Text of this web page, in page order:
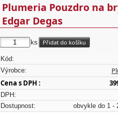
Plumeria Pouzdro na
Edgar Degas
ks
Kód:
Výrobce:
Cena s DPH :
DPH:
Dostupnost:
obvykle do 1 -